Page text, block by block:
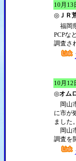
10月13
◎ＪＲ
福岡
PCPな
調査さ
三西
10月12
◎オム
岡山
に市が
ました
岡山
調査を